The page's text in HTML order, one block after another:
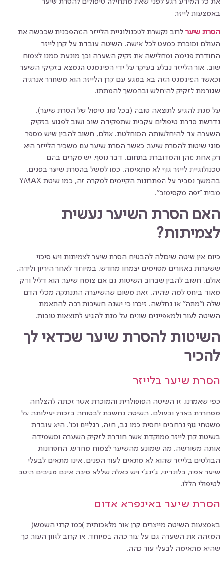
את כל המידע רגע לפני שאת מתחילה טיפולים להסרת שיער
באמצעות לייזר.
הסרת שיער לרוב נקשרת לטכנולוגיית הלייזר המהפכנית שכבשה את
העולם ומוכרת כמעט לכל אישה. השיטה עובדת על קרן לייזר
החודרת פנימה ומחלישה את זקיק השערה וכך מונעת ממנו לצמוח
שוב. אור הלייזר נבלע בעיקר על ידי הפיגמנט הנמצא בזקיקי השיער
וכאשר הפיגמנט הזה בא במגע עם קרן הלייזר, הוא משחרר אנרגיה
שגורמת לזקיק להיחלש ובהמשך להמתתו.
על מנת להגיע לתוצאה טובה (בכל סוג טיפול של הסרת שיער),
נדרשת סדרת טיפולים עקבית שתפקידה שוב ושוב לפגוע בזקיק
השערה עד להיחלשותה המוחלטת. אולם, חשוב להבין שיש מספר
סוגי שיטות להסרת שיער, כאשר הסרת שיער עם משכיר הלייזר היא
רק אחת מהן והמדוברת בתחום. דבר נוסף, יש מקרים בהם
טכנולוגיית לייזר גוף לא מתאימה, כמו למשל בהסרת שיער בפנים,
בהמשך נסביר על הפתרונות הקיימים למקרה זה, כמו שיטת YMAX
מבית "יפה מקסימוב".
האם הסרת השיער נעשית
לצמיתות?
כיום אין שיטה שיכולה להבטיח הסרת שיער לצמיתות ויש סיכוי
ששערות באזורים מסוימים יצמחו מחדש, במיוחד לאחר היריון ולידה.
אולם, חשוב להבין שברוב השיטות גם אם צומח שיער, הוא דליל ודק
מאוד ביחס למה שהיה, זאת משום שהשיערה התנתקה מכלי הדם
שלה ו״מתה״ או נחלשה. זיכרו כי ישנה חשיבות רבה להתאמת
השיטה לעור ולמאפיינים שונים על מנת להגיע לתוצאות טובות.
השיטות להסרת שיער שכדאי לך
להכיר
הסרת שיער בלייזר
כפי שאמרנו, זו השיטה הפופולרית והמוכרת אשר זכתה להצלחה
מסחררת בארץ ובעולם. השיטה נחשבת לבטוחה בזכות יעילותה על
משטחי גוף נרחבים יחסית כמו גב, חזה, רגליים וכו׳. היא עובדת
בשיטת קרן לייזר ממוקדת אשר חודרת לזקיק השערה ומשמידה
אותה משורשה, מה שמונע מהשיער לצמוח מחדש. החסרונות
הבולטים בלייזר שהוא לא מתאים לעור הפנים, אינו מתאים לבעלי
שיער אפור, בלונדיני, ג׳ינג׳י ויש כאלה שללא סיבה אינם מגיבים היטב
לטיפולי הללו.
הסרת שיער באינפרא אדום
באמצעות השיטה מייצרים קרן אור מלאכותית )כמו קרני השמש(
המזהה את השערה גם על עור כהה במיוחד, או קרוב לגוון העור, כך
שהיא מתאימה לבעלי עור כהה.